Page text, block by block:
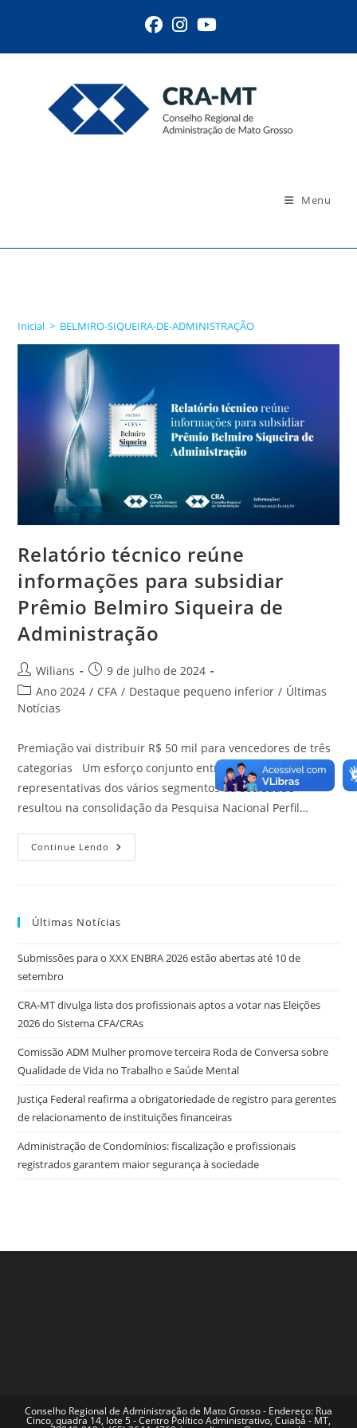
Menu
Inicial > BELMIRO-SIQUEIRA-DE-ADMINISTRAÇÃO
Relatório técnico reúne
informações para subsidiar
Prêmio Belmiro Siqueira de
Administração
Autor
do
post:
Wilians
Post
publicado:
9 de julho de 2024
Categoria
do
Ano 2024 / CFA / Destaque pequeno inferior / Últimas
Notícias
Premiação vai distribuir R$ 50 mil para vencedores de três
categorias Um esforço conjunto entre organizações
representativas dos vários segmentos da sociedade
resultou na consolidação da Pesquisa Nacional Perfil…
Continue Lendo Relatório
Técnico
Belmiro
Administração
Últimas Notícias
Submissões para o XXX ENBRA 2026 estão abertas até 10 de
setembro
CRA-MT divulga lista dos profissionais aptos a votar nas Eleições
2026 do Sistema CFA/CRAs
Comissão ADM Mulher promove terceira Roda de Conversa sobre
Qualidade de Vida no Trabalho e Saúde Mental
Justiça Federal reafirma a obrigatoriedade de registro para gerentes
de relacionamento de instituições financeiras
Administração de Condomínios: fiscalização e profissionais
registrados garantem maior segurança à sociedade
Conselho Regional de Administração de Mato Grosso - Endereço: Rua
Cinco, quadra 14, lote 5 - Centro Político Administrativo, Cuiabá - MT,